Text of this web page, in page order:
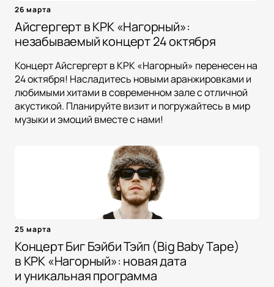
26 марта
Айсгергерт в КРК «Нагорный»:
незабываемый концерт 24 октября
Концерт Айсгергерт в КРК «Нагорный» перенесен на
24 октября! Насладитесь новыми аранжировками и
любимыми хитами в современном зале с отличной
акустикой. Планируйте визит и погружайтесь в мир
музыки и эмоций вместе с нами!
25 марта
Концерт Биг Бэйби Тэйп (Big Baby Tape)
в КРК «Нагорный»: новая дата
и уникальная программа